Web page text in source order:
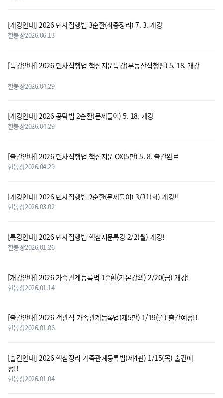
[개강안내] 2026 민사집행법 3순환(최종정리) 7. 3. 개강
한봉상2026.06.13
[특강안내] 2026 민사집행법 핵심지문특강(부동산집행편) 5. 18. 개강
한봉상2026.04.29
[개강안내] 2026 공탁법 2순환(문제풀이) 5. 18. 개강
한봉상2026.04.29
[출간안내] 2026 민사집행법 핵심지문 OX(5판) 5. 8. 출간완료
한봉상2026.04.29
[개강안내] 2026 민사집행법 2순환(문제풀이) 3/31(화) 개강!!
한봉상2026.03.02
[특강안내] 2026 민사집행법 핵심지문특강 2/2(월) 개강!
한봉상2026.01.26
[개강안내] 2026 가족관계등록법 1순환(기본강의) 2/20(금) 개강!
한봉상2026.01.14
[출간안내] 2026 객관식 가족관계등록법(제5판) 1/19(월) 출간예정!!
한봉상2026.01.06
[출간안내] 2026 핵심정리 가족관계등록법(제4판) 1/15(목) 출간예
정!!
한봉상2026.01.04